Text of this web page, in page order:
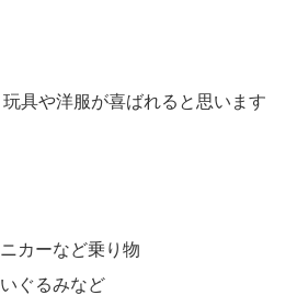
具や洋服が喜ばれると思います
カーなど乗り物
ぐるみなど